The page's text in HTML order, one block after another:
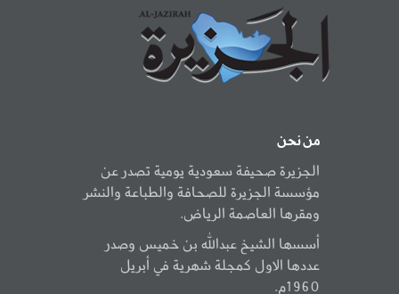
من نحن
الجزيرة صحيفة سعودية يومية تصدر عن
مؤسسة الجزيرة للصحافة والطباعة والنشر
ومقرها العاصمة الرياض.
أسسها الشيخ عبدالله بن خميس وصدر
عددها الاول كمجلة شهرية في أبريل
1960م.